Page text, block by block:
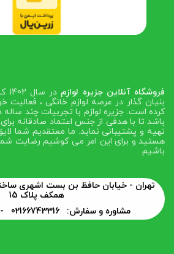
فروشگاه آنلاین جزیره لوازم
بنیان گذار در عرصه لوازم خانگی ، فعالیت
کرده است. جزیره لوازم با تجربیات چند
باشد تا با هدفی از جنس اعتماد صادقانه
تهیه و پشتیبانی نماید. ما معتقدیم شما
هستید و برای این امر می کوشیم رضایت شما
باشیم.
تهران - خیابان حافظ بن بست اشهری
همکف پلاک 15
مشاوره و سفارش: 02166743316 -